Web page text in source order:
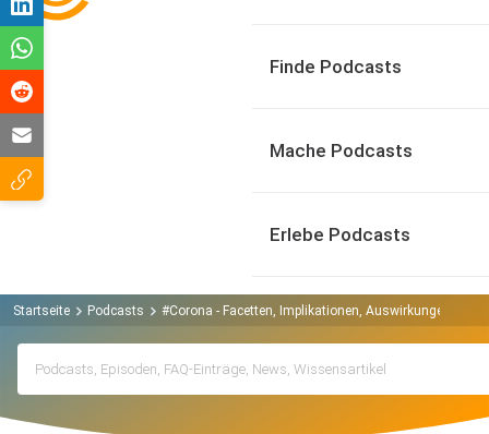
Finde Podcasts
Mache Podcasts
Erlebe Podcasts
Startseite Podcasts #Corona - Facetten, Implikationen, Auswirkungen